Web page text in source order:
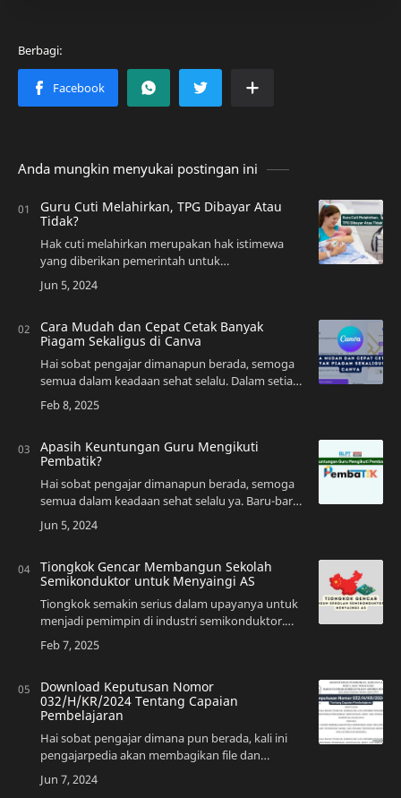
Anda mungkin menyukai postingan ini
Guru Cuti Melahirkan, TPG Dibayar Atau
Tidak?
Hak cuti melahirkan merupakan hak istimewa
yang diberikan pemerintah untuk
mempersiapkan persalinan dan memberikan
istirahat dalam rangka memulihkan kesehatan
Cara Mudah dan Cepat Cetak Banyak
Piagam Sekaligus di Canva
Hai sobat pengajar dimanapun berada, semoga
semua dalam keadaan sehat selalu. Dalam setiap
event atau kegiatan pastinya diperlukan banyak
administrasi yang dikeluarkan, salah satu …
Apasih Keuntungan Guru Mengikuti
Pembatik?
Hai sobat pengajar dimanapun berada, semoga
semua dalam keadaan sehat selalu ya. Baru-baru
ini Kementrian Pendidikan, Kebudayaan, Riset,
dan Teknologi (Kemendikbudristek) RI melalu…
Tiongkok Gencar Membangun Sekolah
Semikonduktor untuk Menyaingi AS
Tiongkok semakin serius dalam upayanya untuk
menjadi pemimpin di industri semikonduktor.
Langkah strategis terbaru yang mereka ambil
adalah membangun sekolah semikonduktor
Download Keputusan Nomor
032/H/KR/2024 Tentang Capaian
Pembelajaran
Hai sobat pengajar dimana pun berada, kali ini
pengajarpedia akan membagikan file dan
informasi tentang Keputusan Terbaru Nomor
032/H/KR/2024 Tentang Capaian Pembelajaran,